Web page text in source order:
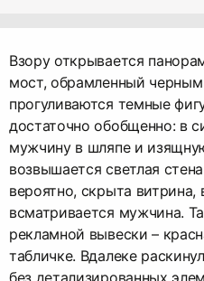
Взору открывается
мост, обрамленный
прогуливаются темные
достаточно обобщенно: в
мужчину в шляпе и
возвышается светлая
вероятно, скрыта
всматривается мужчина.
рекламной вывески –
табличке. Вдалеке